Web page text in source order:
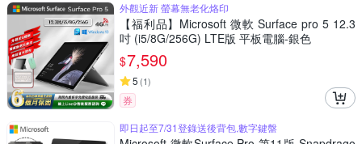
外觀近新 螢幕無老化烙印
【福利品】Microsoft 微軟 Surface pro 5 12.3
吋 (i5/8G/256G) LTE版 平板電腦-銀色
$7,590
5 (1)
券
即日起至7/31登錄送後背包,數字鍵盤